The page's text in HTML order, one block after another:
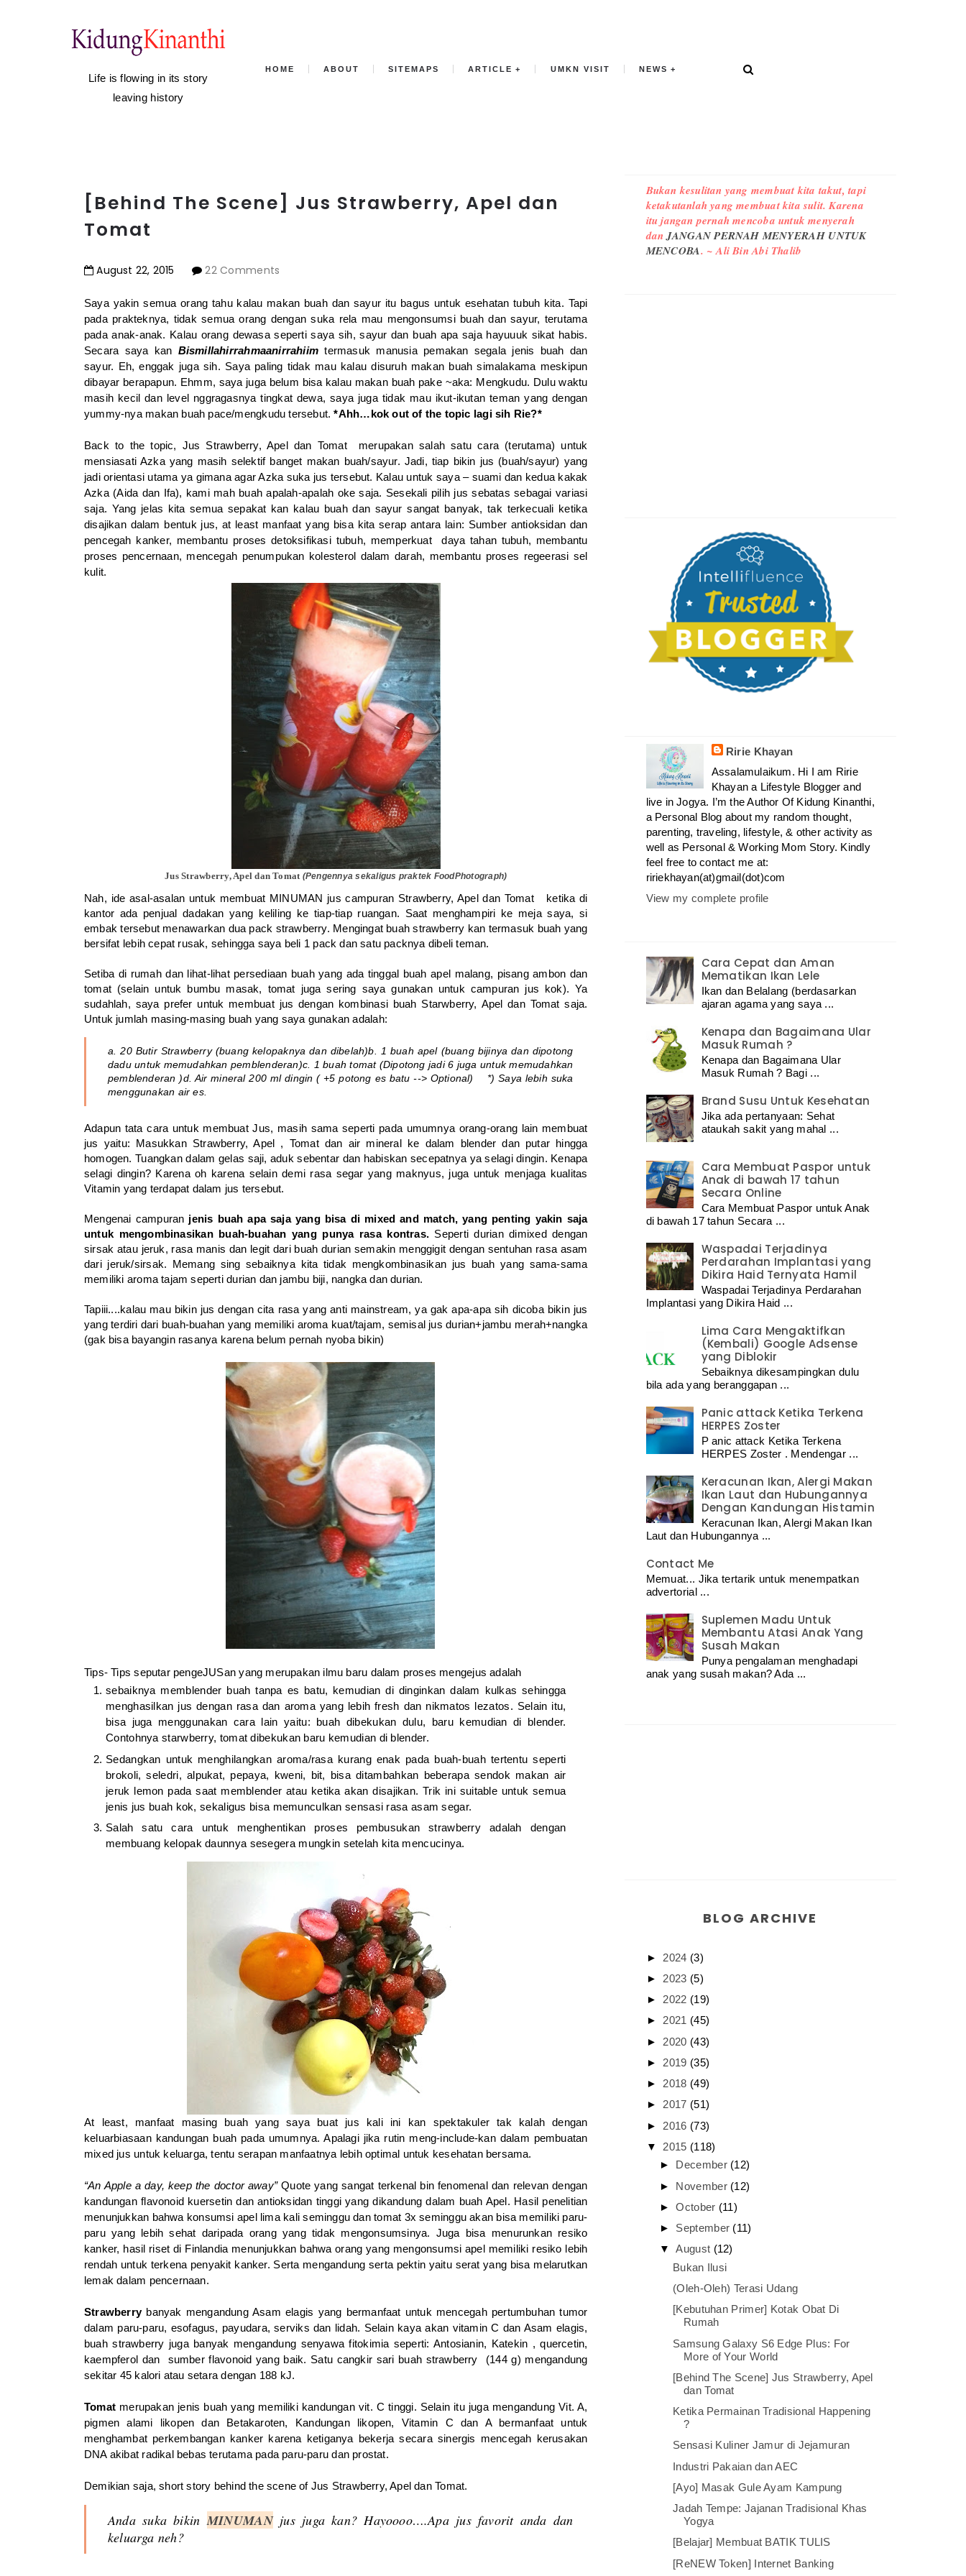
Life is flowing in its story
leaving history
HOME ABOUT SITEMAPS ARTICLE UMKN VISIT NEWS
[Behind The Scene] Jus Strawberry, Apel dan
Tomat
August 22, 2015 22 Comments
Saya yakin semua orang tahu kalau makan buah dan sayur itu bagus untuk esehatan tubuh kita. Tapi
pada prakteknya, tidak semua orang dengan suka rela mau mengonsumsi buah dan sayur, terutama
pada anak-anak. Kalau orang dewasa seperti saya sih, sayur dan buah apa saja hayuuuk sikat habis.
Secara saya kan Bismillahirrahmaanirrahiim termasuk manusia pemakan segala jenis buah dan
sayur. Eh, enggak juga sih. Saya paling tidak mau kalau disuruh makan buah simalakama meskipun
dibayar berapapun. Ehmm, saya juga belum bisa kalau makan buah pake ~aka: Mengkudu. Dulu waktu
masih kecil dan level nggragasnya tingkat dewa, saya juga tidak mau ikut-ikutan teman yang dengan
yummy-nya makan buah pace/mengkudu tersebut.*Ahh…kok out of the topic lagi sih Rie?*
Back to the topic, Jus Strawberry, Apel dan Tomat merupakan salah satu cara (terutama) untuk
mensiasati Azka yang masih selektif banget makan buah/sayur. Jadi, tiap bikin jus (buah/sayur) yang
jadi orientasi utama ya gimana agar Azka suka jus tersebut. Kalau untuk saya – suami dan kedua kakak
Azka (Aida dan Ifa), kami mah buah apalah-apalah oke saja. Sesekali pilih jus sebatas sebagai variasi
saja. Yang jelas kita semua sepakat kan kalau buah dan sayur sangat banyak, tak terkecuali ketika
disajikan dalam bentuk jus, at least manfaat yang bisa kita serap antara lain: Sumber antioksidan dan
pencegah kanker, membantu proses detoksifikasi tubuh, memperkuat daya tahan tubuh, membantu
proses pencernaan, mencegah penumpukan kolesterol dalam darah, membantu proses regeerasi sel
kulit.
Jus Strawberry, Apel dan Tomat (Pengennya sekaligus praktek FoodPhotograph)
Nah, ide asal-asalan untuk membuat MINUMAN jus campuran Strawberry, Apel dan Tomat ketika di
kantor ada penjual dadakan yang keliling ke tiap-tiap ruangan. Saat menghampiri ke meja saya, si
embak tersebut menawarkan dua pack strawberry. Mengingat buah strawberry kan termasuk buah yang
bersifat lebih cepat rusak, sehingga saya beli 1 pack dan satu packnya dibeli teman.
Setiba di rumah dan lihat-lihat persediaan buah yang ada tinggal buah apel malang, pisang ambon dan
tomat (selain untuk bumbu masak, tomat juga sering saya gunakan untuk campuran jus kok). Ya
sudahlah, saya prefer untuk membuat jus dengan kombinasi buah Starwberry, Apel dan Tomat saja.
Untuk jumlah masing-masing buah yang saya gunakan adalah:
a. 20 Butir Strawberry (buang kelopaknya dan dibelah)b. 1 buah apel (buang bijinya dan dipotong
dadu untuk memudahkan pemblenderan)c. 1 buah tomat (Dipotong jadi 6 juga untuk memudahkan
pemblenderan )d. Air mineral 200 ml dingin ( +5 potong es batu --> Optional)
*) Saya lebih suka
menggunakan air es.
Adapun tata cara untuk membuat Jus, masih sama seperti pada umumnya orang-orang lain membuat
jus yaitu: Masukkan Strawberry, Apel , Tomat dan air mineral ke dalam blender dan putar hingga
homogen. Tuangkan dalam gelas saji, aduk sebentar dan habiskan secepatnya ya selagi dingin. Kenapa
selagi dingin? Karena oh karena selain demi rasa segar yang maknyus, juga untuk menjaga kualitas
Vitamin yang terdapat dalam jus tersebut.
Mengenai campuran jenis buah apa saja yang bisa di mixed and match, yang penting yakin saja
untuk mengombinasikan buah-buahan yang punya rasa kontras.Seperti durian dimixed dengan
sirsak atau jeruk, rasa manis dan legit dari buah durian semakin menggigit dengan sentuhan rasa asam
dari jeruk/sirsak. Memang sing sebaiknya kita tidak mengkombinasikan jus buah yang sama-sama
memiliki aroma tajam seperti durian dan jambu biji, nangka dan durian.
Tapiii....kalau mau bikin jus dengan cita rasa yang anti mainstream, ya gak apa-apa sih dicoba bikin jus
yang terdiri dari buah-buahan yang memiliki aroma kuat/tajam, semisal jus durian+jambu merah+nangka
(gak bisa bayangin rasanya karena belum pernah nyoba bikin)
Tips- Tips seputar pengeJUSan yang merupakan ilmu baru dalam proses mengejus adalah
sebaiknya memblender buah tanpa es batu, kemudian di dinginkan dalam kulkas sehingga
menghasilkan jus dengan rasa dan aroma yang lebih fresh dan nikmatos lezatos. Selain itu,
bisa juga menggunakan cara lain yaitu: buah dibekukan dulu, baru kemudian di blender.
Contohnya starwberry, tomat dibekukan baru kemudian di blender.
Sedangkan untuk menghilangkan aroma/rasa kurang enak pada buah-buah tertentu seperti
brokoli, seledri, alpukat, pepaya, kweni, bit, bisa ditambahkan beberapa sendok makan air
jeruk lemon pada saat memblender atau ketika akan disajikan. Trik ini suitable untuk semua
jenis jus buah kok, sekaligus bisa memunculkan sensasi rasa asam segar.
Salah satu cara untuk menghentikan proses pembusukan strawberry adalah dengan
membuang kelopak daunnya sesegera mungkin setelah kita mencucinya.
At least, manfaat masing buah yang saya buat jus kali ini kan spektakuler tak kalah dengan
keluarbiasaan kandungan buah pada umumnya. Apalagi jika rutin meng-include-kan dalam pembuatan
mixed jus untuk keluarga, tentu serapan manfaatnya lebih optimal untuk kesehatan bersama.
“An Apple a day, keep the doctor away”Quote yang sangat terkenal bin fenomenal dan relevan dengan
kandungan flavonoid kuersetin dan antioksidan tinggi yang dikandung dalam buah Apel. Hasil penelitian
menunjukkan bahwa konsumsi apel lima kali seminggu dan tomat 3x seminggu akan bisa memiliki paru-
paru yang lebih sehat daripada orang yang tidak mengonsumsinya. Juga bisa menurunkan resiko
kanker, hasil riset di Finlandia menunjukkan bahwa orang yang mengonsumsi apel memiliki resiko lebih
rendah untuk terkena penyakit kanker. Serta mengandung serta pektin yaitu serat yang bisa melarutkan
lemak dalam pencernaan.
Strawberrybanyak mengandung Asam elagis yang bermanfaat untuk mencegah pertumbuhan tumor
dalam paru-paru, esofagus, payudara, serviks dan lidah. Selain kaya akan vitamin C dan Asam elagis,
buah strawberry juga banyak mengandung senyawa fitokimia seperti: Antosianin, Katekin , quercetin,
kaempferol dan sumber flavonoid yang baik. Satu cangkir sari buah strawberry (144 g) mengandung
sekitar 45 kalori atau setara dengan 188 kJ.
Tomat merupakan jenis buah yang memiliki kandungan vit. C tinggi. Selain itu juga mengandung Vit. A,
pigmen alami likopen dan Betakaroten, Kandungan likopen, Vitamin C dan A bermanfaat untuk
menghambat perkembangan kanker karena ketiganya bekerja secara sinergis mencegah kerusakan
DNA akibat radikal bebas terutama pada paru-paru dan prostat.
Demikian saja, short story behind the scene of Jus Strawberry, Apel dan Tomat.
Anda suka bikinMINUMANjus juga kan? Hayoooo….Apa jus favorit anda dan
keluarga neh?
Bukan kesulitan yang membuat kita takut, tapi
ketakutanlah yang membuat kita sulit. Karena
itu jangan pernah mencoba untuk menyerah
danJANGAN PERNAH MENYERAH UNTUK
MENCOBA. ~ Ali Bin Abi Thalib
Ririe Khayan
Assalamulaikum. Hi I am Ririe
Khayan a Lifestyle Blogger and
live in Jogya. I’m the Author Of Kidung Kinanthi,
a Personal Blog about my random thought,
parenting, traveling, lifestyle, & other activity as
well as Personal & Working Mom Story. Kindly
feel free to contact me at:
ririekhayan(at)gmail(dot)com
View my complete profile
Cara Cepat dan Aman
Mematikan Ikan Lele
Ikan dan Belalang (berdasarkan
ajaran agama yang saya ...
Kenapa dan Bagaimana Ular
Masuk Rumah ?
Kenapa dan Bagaimana Ular
Masuk Rumah ? Bagi ...
Brand Susu Untuk Kesehatan
Jika ada pertanyaan: Sehat
ataukah sakit yang mahal ...
Cara Membuat Paspor untuk
Anak di bawah 17 tahun
Secara Online
Cara Membuat Paspor untuk Anak
di bawah 17 tahun Secara ...
Waspadai Terjadinya
Perdarahan Implantasi yang
Dikira Haid Ternyata Hamil
Waspadai Terjadinya Perdarahan
Implantasi yang Dikira Haid ...
Lima Cara Mengaktifkan
(Kembali) Google Adsense
yang Diblokir
Sebaiknya dikesampingkan dulu
bila ada yang beranggapan ...
Panic attack Ketika Terkena
HERPES Zoster
P anic attack Ketika Terkena
HERPES Zoster . Mendengar ...
Keracunan Ikan, Alergi Makan
Ikan Laut dan Hubungannya
Dengan Kandungan Histamin
Keracunan Ikan, Alergi Makan Ikan
Laut dan Hubungannya ...
Contact Me
Memuat... Jika tertarik untuk menempatkan
advertorial ...
Suplemen Madu Untuk
Membantu Atasi Anak Yang
Susah Makan
Punya pengalaman menghadapi
anak yang susah makan? Ada ...
BLOG ARCHIVE
► 2024 (3)
► 2023 (5)
► 2022 (19)
►2021 (45)
► 2020 (43)
► 2019 (35)
► 2018 (49)
►2017 (51)
► 2016 (73)
▼ 2015 (118)
► December (12)
► November (12)
►October (11)
► September (11)
▼August (12)
Bukan Ilusi
(Oleh-Oleh) Terasi Udang
[Kebutuhan Primer] Kotak Obat Di
Rumah
Samsung Galaxy S6 Edge Plus: For
More of Your World
[Behind The Scene] Jus Strawberry, Apel
dan Tomat
Ketika Permainan Tradisional Happening
?
Sensasi Kuliner Jamur di Jejamuran
Industri Pakaian dan AEC
[Ayo] Masak Gule Ayam Kampung
Jadah Tempe: Jajanan Tradisional Khas
Yogya
[Belajar] Membuat BATIK TULIS
[ReNEW Token] Internet Banking